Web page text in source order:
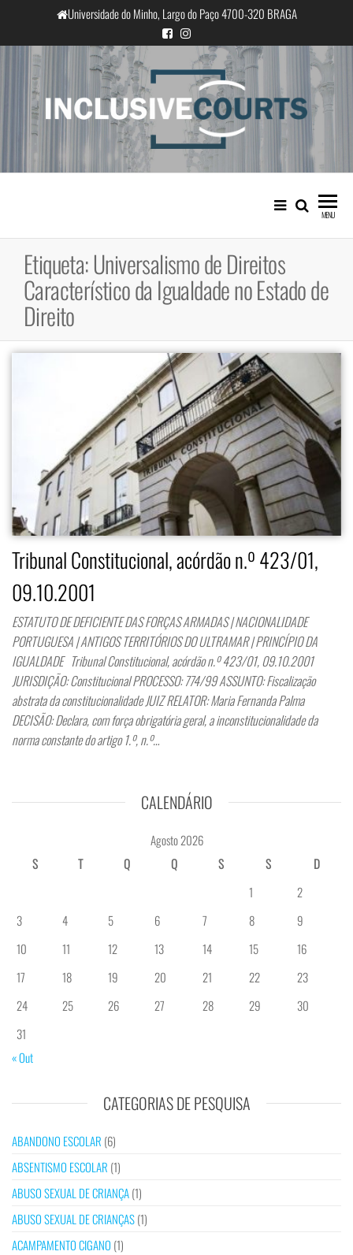
o
conteúdo
Universidade do Minho, Largo do Paço 4700-320 BRAGA
InclusiveCourts
Igualdade e diferença cultural na
prática judicial portuguesa
MENU
Etiqueta:Universalismo de Direitos
Característico da Igualdade no Estado de
Direito
Tribunal Constitucional, acórdão n.º 423/01,
09.10.2001
ESTATUTO DE DEFICIENTE DAS FORÇAS ARMADAS | NACIONALIDADE
PORTUGUESA | ANTIGOS TERRITÓRIOS DO ULTRAMAR | PRINCÍPIO DA
IGUALDADE Tribunal Constitucional, acórdão n.º 423/01, 09.10.2001
JURISDIÇÃO: Constitucional PROCESSO: 774/99 ASSUNTO: Fiscalização
abstrata da constitucionalidade JUIZ RELATOR: Maria Fernanda Palma
DECISÃO: Declara, com força obrigatória geral, a inconstitucionalidade da
norma constante do artigo 1.º, n.º…
CALENDÁRIO
Agosto 2026
S
T Q Q S S
D
1
2
3
4 5 6 7 8
9
10
11 12 13 14 15
16
17
18 19 20 21 22
23
24
25 26 27 28 29
30
31
« Out
CATEGORIAS DE PESQUISA
ABANDONO ESCOLAR (6)
ABSENTISMO ESCOLAR (1)
ABUSO SEXUAL DE CRIANÇA(1)
ABUSO SEXUAL DE CRIANÇAS(1)
ACAMPAMENTO CIGANO (1)